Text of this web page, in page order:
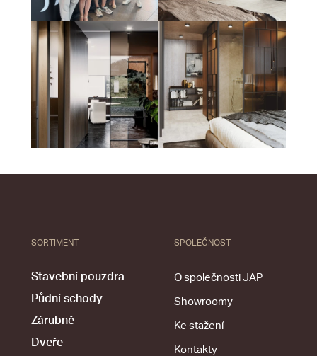
SORTIMENT
Stavební pouzdra
Půdní schody
Zárubně
Dveře
SPOLEČNOST
O společnosti JAP
Showroomy
Ke stažení
Kontakty